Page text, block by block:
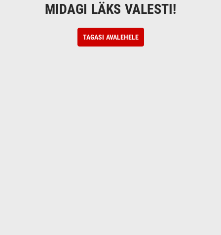
MIDAGI LÄKS VALESTI!
TAGASI AVALEHELE